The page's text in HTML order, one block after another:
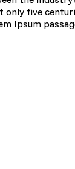
five
Ipsum